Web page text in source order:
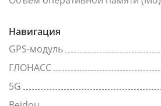
Навигация
GPS-модуль
ГЛОНАСС
5G